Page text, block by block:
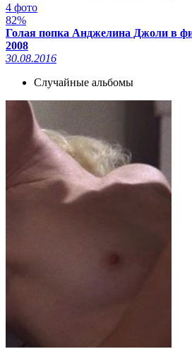
4 фото
82%
Голая попка Анджелина Джоли в
2008
30.08.2016
Случайные альбомы